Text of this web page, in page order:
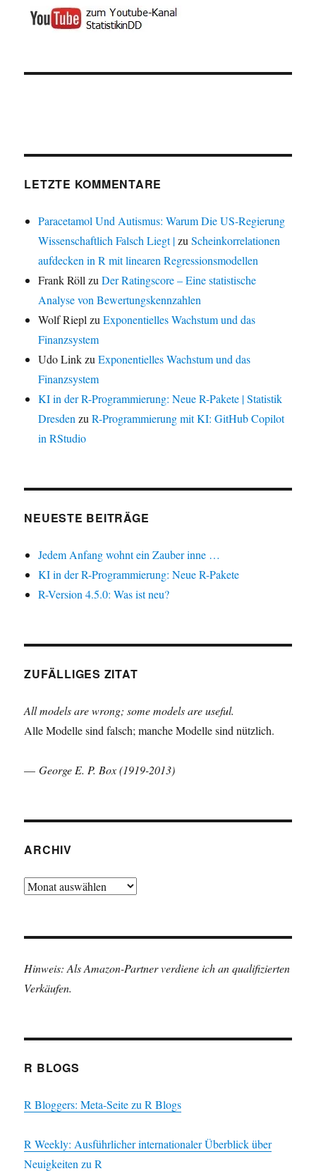
LETZTE KOMMENTARE
Paracetamol Und Autismus: Warum Die US-Regierung
Wissenschaftlich Falsch Liegt |zuScheinkorrelationen
aufdecken in R mit linearen Regressionsmodellen
Frank RöllzuDer Ratingscore – Eine statistische
Analyse von Bewertungskennzahlen
Wolf RieplzuExponentielles Wachstum und das
Finanzsystem
Udo LinkzuExponentielles Wachstum und das
Finanzsystem
KI in der R-Programmierung: Neue R-Pakete | Statistik
DresdenzuR-Programmierung mit KI: GitHub Copilot
in RStudio
NEUESTE BEITRÄGE
Jedem Anfang wohnt ein Zauber inne …
KI in der R-Programmierung: Neue R-Pakete
R-Version 4.5.0: Was ist neu?
ZUFÄLLIGES ZITAT
All models are wrong; some models are useful.
Alle Modelle sind falsch; manche Modelle sind nützlich.
—George E. P. Box (1919-2013)
ARCHIV
Archiv
Hinweis: Als Amazon-Partner verdiene ich an qualifizierten
Verkäufen.
R BLOGS
R Bloggers: Meta-Seite zu R Blogs
R Weekly: Ausführlicher internationaler Überblick über
Neuigkeiten zu R